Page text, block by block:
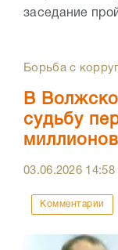
заседание
Борьба с
В
судьбу
03.06.2026 14:58
Комментарии